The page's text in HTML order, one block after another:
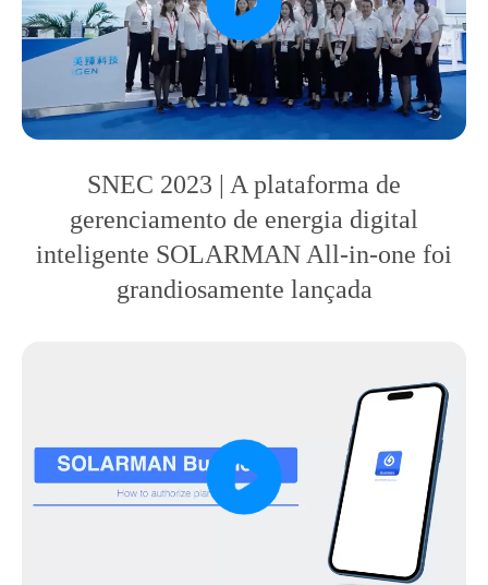
SNEC 2023 | A plataforma de
gerenciamento de energia digital
inteligente SOLARMAN All-in-one foi
grandiosamente lançada